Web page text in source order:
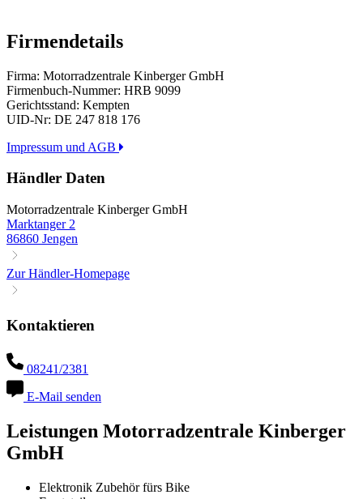
Firmendetails
Firma: Motorradzentrale Kinberger GmbH
Firmenbuch-Nummer: HRB 9099
Gerichtsstand: Kempten
UID-Nr: DE 247 818 176
Impressum und AGB
Händler Daten
Motorradzentrale Kinberger GmbH
Marktanger 2
86860 Jengen
Zur Händler-Homepage
Kontaktieren
08241/2381
E-Mail senden
Leistungen Motorradzentrale Kinberger
GmbH
Elektronik Zubehör fürs Bike